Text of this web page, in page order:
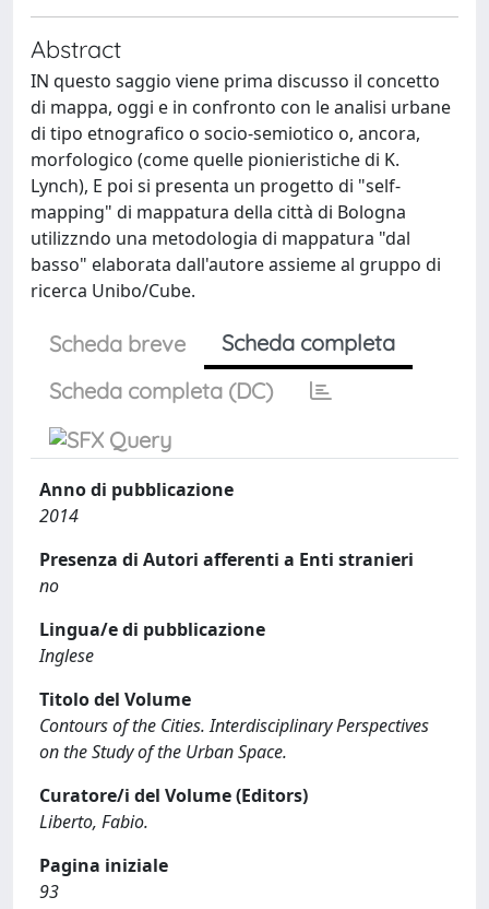
Abstract
IN questo saggio viene prima discusso il concetto
di mappa, oggi e in confronto con le analisi urbane
di tipo etnografico o socio-semiotico o, ancora,
morfologico (come quelle pionieristiche di K.
Lynch), E poi si presenta un progetto di "self-
mapping" di mappatura della città di Bologna
utilizzndo una metodologia di mappatura "dal
basso" elaborata dall'autore assieme al gruppo di
ricerca Unibo/Cube.
Scheda breve
Scheda completa
Scheda completa (DC)
Anno di pubblicazione
2014
Presenza di Autori afferenti a Enti stranieri
no
Lingua/e di pubblicazione
Inglese
Titolo del Volume
Contours of the Cities. Interdisciplinary Perspectives
on the Study of the Urban Space.
Curatore/i del Volume (Editors)
Liberto, Fabio.
Pagina iniziale
93